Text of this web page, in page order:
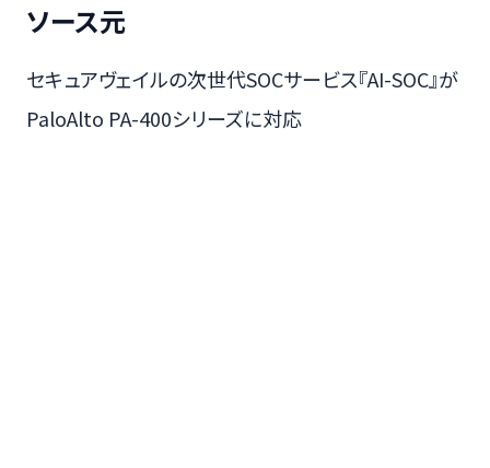
ソース元
セキュアヴェイルの次世代SOCサービス『AI-SOC』が
PaloAlto PA-400シリーズに対応